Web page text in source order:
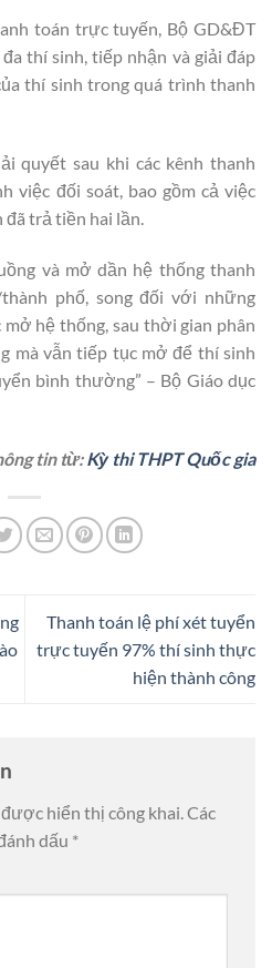
toán trực tuyến, Bộ GD&ĐT
thí sinh, tiếp nhận và giải đáp
thí sinh trong quá trình thanh
quyết sau khi các kênh thanh
việc đối soát, bao gồm cả việc
đã trả tiền hai lần.
và mở dần hệ thống thanh
phố, song đối với những
hệ thống, sau thời gian phân
mà vẫn tiếp tục mở để thí sinh
bình thường” – Bộ Giáo dục
tin từ:Kỳ thi THPT Quốc gia
Thanh toán lệ phí xét tuyển
trực tuyến 97% thí sinh thực
hiện thành công
hiển thị công khai. Các
dấu *